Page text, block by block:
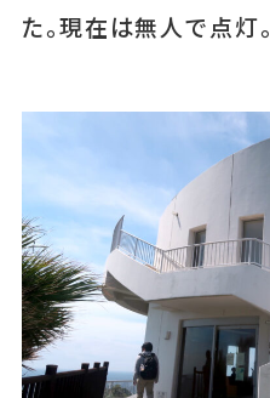
た。現在は無人で点灯。